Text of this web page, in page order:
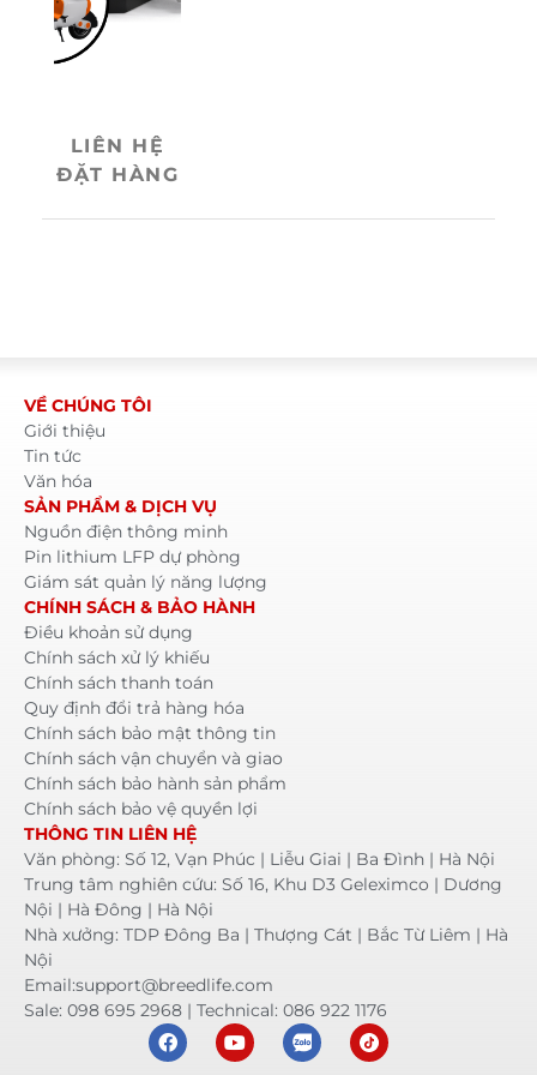
Loại cell
pin: LFP
(Lithium
LED hiển
thị: Trạng
thái điện
áp, quá
dòng
LIÊN HỆ
ĐẶT HÀNG
VỀ CHÚNG TÔI
Giới thiệu
Tin tức
Văn hóa
SẢN PHẨM & DỊCH VỤ
Nguồn điện thông minh
Pin lithium LFP dự phòng
Giám sát quản lý năng lượng
CHÍNH SÁCH & BẢO HÀNH
Điều khoản sử dụng
Chính sách xử lý khiếu
Chính sách thanh toán
Quy định đổi trả hàng hóa
Chính sách bảo mật thông tin
Chính sách vận chuyển và giao
Chính sách bảo hành sản phẩm
Chính sách bảo vệ quyền lợi
THÔNG TIN LIÊN HỆ
Văn phòng: Số 12, Vạn Phúc | Liễu Giai | Ba Đình | Hà Nội
Trung tâm nghiên cứu: Số 16, Khu D3 Geleximco | Dương
Nội | Hà Đông | Hà Nội
Nhà xưởng: TDP Đông Ba | Thượng Cát | Bắc Từ Liêm | Hà
Nội
Email:support@breedlife.com
Sale: 098 695 2968 | Technical: 086 922 1176